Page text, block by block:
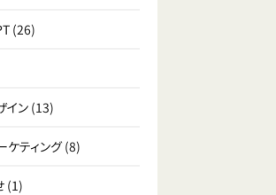
(26)
イン (13)
ケティング(8)
(1)